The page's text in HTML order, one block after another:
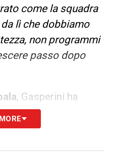
come la squadra
lì che dobbiamo
non programmi
passo dopo
, Gasperini ha
fisicamente, è
lui, tanti altri.